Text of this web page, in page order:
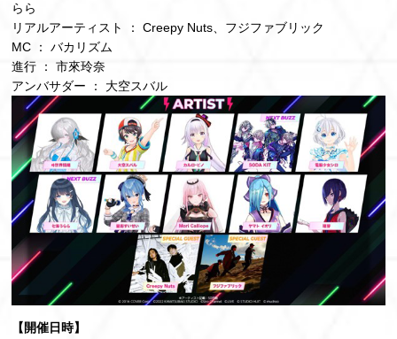
らら
リアルアーティスト ： Creepy Nuts、フジファブリック
MC ： バカリズム
進行 ： 市來玲奈
アンバサダー ： 大空スバル
【開催日時】